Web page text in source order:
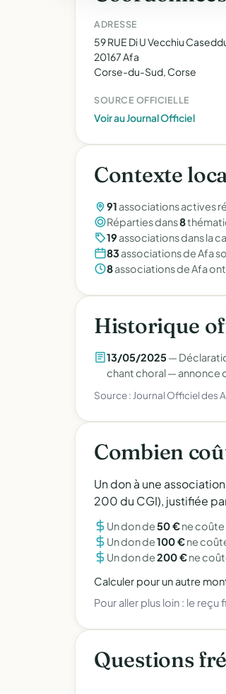
ADRESSE
59 RUE Di U Vecchiu
20167 Afa
Corse-du-Sud, Corse
SOURCE OFFICIELLE
Voir au Journal Officiel
Contexte
91 associations actives
Réparties dans8
19 associations dans la
83associations de Afa
8associations de Afa
Historique
13/05/2025—
chant choral — annonce
Source : Journal Officiel des
Combien
Un don à une
200 du CGI), justifiée
Un don de50 €ne coûte
Un don de100 €ne
Un don de200 €ne
Calculer pour un autre
Pour aller plus loin : le reçu
Questions